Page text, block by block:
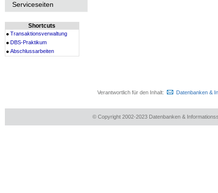
Serviceseiten
Shortcuts
Transaktionsverwaltung
DBS-Praktikum
Abschlussarbeiten
Verantwortlich für den Inhalt: Datenbanken &
© Copyright 2002-2023 Datenbanken &